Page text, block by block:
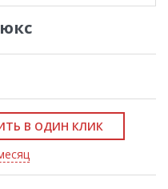
В ОДИН КЛИК